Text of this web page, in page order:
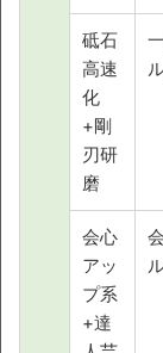
砥石
高速
化
+剛
刃研
磨
会心
アッ
プ系
+達